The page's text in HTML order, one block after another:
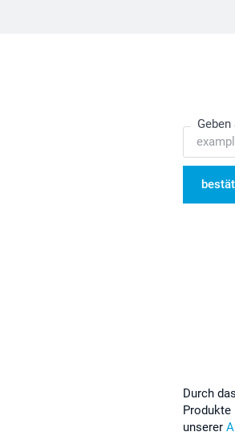
Durch
unserer